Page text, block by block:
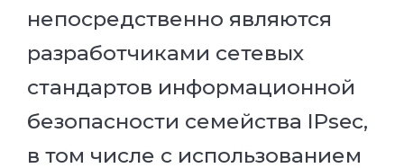
непосредственно являются
разработчиками сетевых
стандартов информационной
безопасности семейства IPsec,
в том числе с использованием